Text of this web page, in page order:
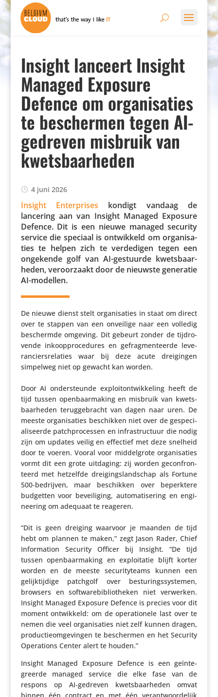
Insight lanceert Insight
Managed Exposure
Defence om organisaties
te beschermen tegen AI-
gedreven misbruik van
kwetsbaarheden
4 juni 2026
Insight Enter­prises kondigt vandaag de
lancering aan van Insight Managed Exposure
Defence. Dit is een nieuwe managed security
service die speciaal is ontwik­keld om orga­ni­sa­
ties te helpen zich te verde­digen tegen een
ongekende golf van AI-gestuurde kwets­baar­
heden, veroor­zaakt door de nieuwste generatie
AI-modellen.
De nieuwe dienst stelt orga­ni­sa­ties in staat om direct
over te stappen van een onveilige naar een volledig
beschermde omgeving. Dit gebeurt zonder de tijd­ro­
vende inkoop­pro­ce­dures en gefrag­men­teerde leve­
ran­ciers­re­la­ties waar bij deze acute drei­gingen
simpelweg niet op gewacht kan worden.
Door AI onder­steunde exploi­t­ont­wik­ke­ling heeft de
tijd tussen open­baar­ma­king en misbruik van kwets­
baar­heden terug­ge­bracht van dagen naar uren. De
meeste orga­ni­sa­ties beschikken niet over de gespe­ci­
a­li­seerde patch­pro­cessen en infra­struc­tuur die nodig
zijn om updates veilig en effectief met deze snelheid
door te voeren. Vooral voor middel­grote orga­ni­sa­ties
vormt dit een grote uitdaging: zij worden gecon­fron­
teerd met hetzelfde drei­gings­land­schap als Fortune
500-bedrijven, maar beschikken over beperk­tere
budgetten voor bevei­li­ging, auto­ma­ti­se­ring en engi­
nee­ring om adequaat te reageren.
“Dit is geen dreiging waarvoor je maanden de tijd
hebt om plannen te maken,” zegt Jason Rader, Chief
Infor­ma­tion Security Officer bij Insight. “De tijd
tussen open­baar­ma­king en exploi­tatie blijft korter
worden en de meeste secu­ri­ty­teams kunnen een
gelijk­tij­dige patchgolf over bestu­rings­sys­temen,
browsers en soft­wa­re­bi­bli­o­theken niet verwerken.
Insight Managed Exposure Defence is precies voor dit
moment ontwik­keld: om de opera­ti­o­nele last over te
nemen die veel orga­ni­sa­ties niet zelf kunnen dragen,
produc­tie­om­ge­vingen te beschermen en het Security
Opera­tions Center alert te houden.”
Insight Managed Exposure Defence is een geïn­te­
greerde managed service die elke fase van de
respons op AI-gedreven kwets­baar­heden omvat
binnen één contract en met één verant­woor­de­lijk